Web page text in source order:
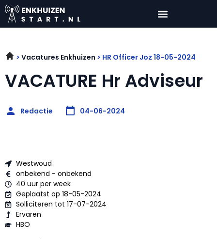
Vacatures Enkhuizen HR Officer Joz 18-05-2024
VACATURE Hr Adviseur
Redactie 04-06-2024
Westwoud
onbekend - onbekend
40 uur per week
Geplaatst op 18-05-2024
Solliciteren tot 17-07-2024
Ervaren
HBO